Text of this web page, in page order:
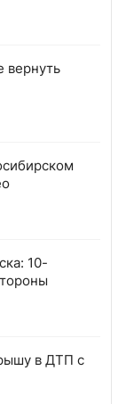
вернуть
10-
в ДТП с